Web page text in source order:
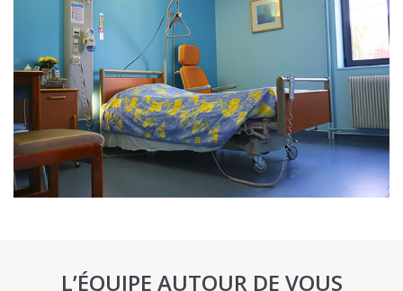
L’ÉQUIPE AUTOUR DE VOUS